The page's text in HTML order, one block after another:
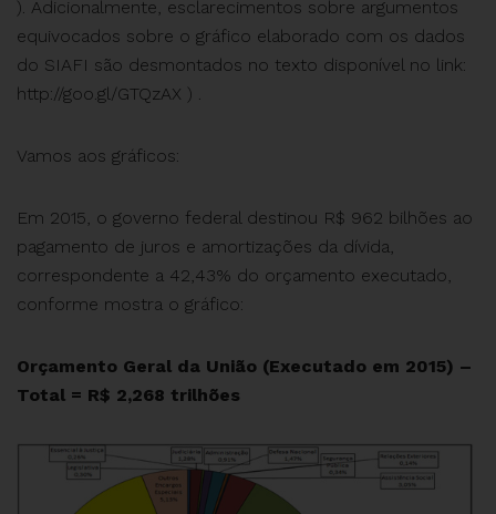
). Adicionalmente, esclarecimentos sobre argumentos
equivocados sobre o gráfico elaborado com os dados
do SIAFI são desmontados no texto disponível no link:
http://goo.gl/GTQzAX ) .
Vamos aos gráficos:
Em 2015, o governo federal destinou R$ 962 bilhões ao
pagamento de juros e amortizações da dívida,
correspondente a 42,43% do orçamento executado,
conforme mostra o gráfico:
Orçamento Geral da União (Executado em 2015) –
Total = R$ 2,268 trilhões